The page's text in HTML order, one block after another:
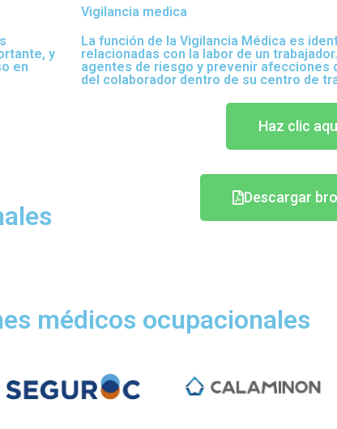
y
en
Vigilancia medica
La función de la Vigilancia Médica es
relacionadas con la labor de un
agentes de riesgo y prevenir afecciones
del colaborador dentro de su centro de
Haz clic
Descargar
médicos ocupacionales